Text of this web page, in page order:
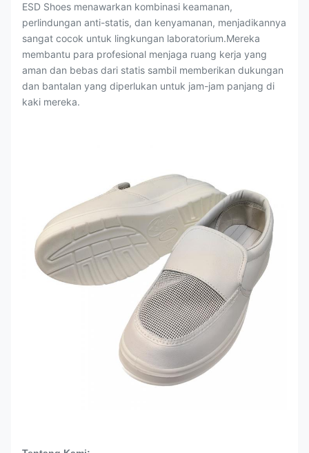
ESD Shoes menawarkan kombinasi keamanan,
perlindungan anti-statis, dan kenyamanan, menjadikannya
sangat cocok untuk lingkungan laboratorium.Mereka
membantu para profesional menjaga ruang kerja yang
aman dan bebas dari statis sambil memberikan dukungan
dan bantalan yang diperlukan untuk jam-jam panjang di
kaki mereka.